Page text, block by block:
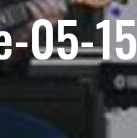
05-15